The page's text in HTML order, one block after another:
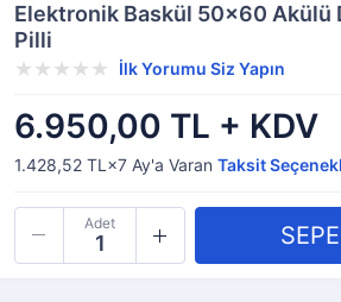
Elektronik Baskül 50x60
Pilli
İlk Yorumu Siz Yapın
6.950,00 TL + KDV
1.428,52 TL×7 Ay'a Varan Taksit
Adet